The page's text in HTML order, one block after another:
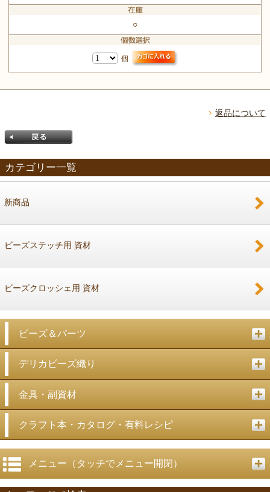
○
個
返品について
カテゴリー一覧
新商品
ビーズステッチ用 資材
ビーズクロッシェ用 資材
ビーズ＆パーツ
デリカビーズ織り
金具・副資材
クラフト本・カタログ・有料レシピ
メニュー（タッチでメニュー開閉）